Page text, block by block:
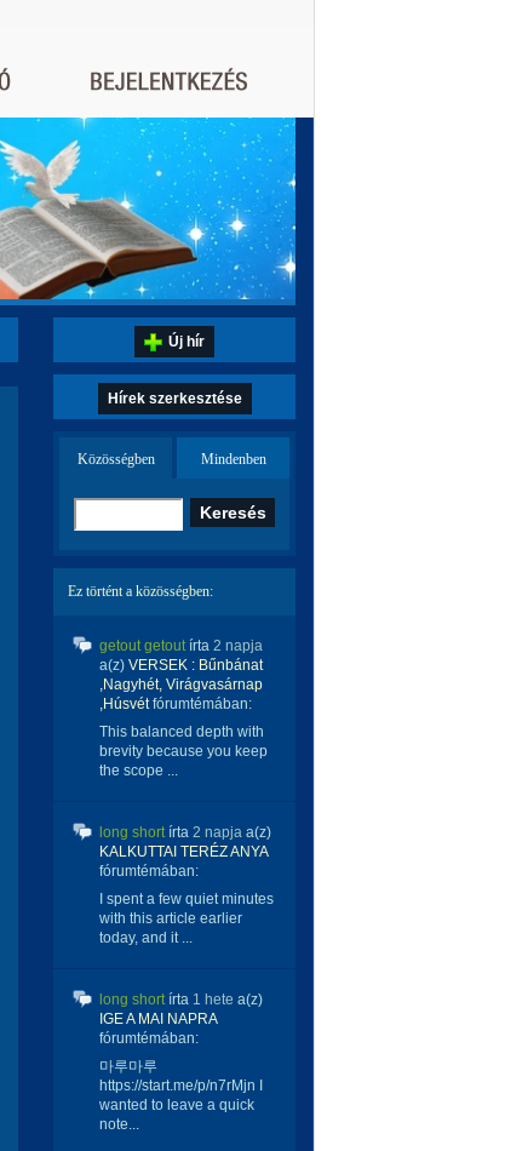
Új hír
Hírek szerkesztése
Közösségben Mindenben
Ez történt a közösségben:
getout getoutírta 2 napja
a(z) VERSEK : Bűnbánat
,Nagyhét, Virágvasárnap
,Húsvétfórumtémában:
This balanced depth with
brevity because you keep
the scope ...
long shortírta 2 napja a(z)
KALKUTTAI TERÉZ ANYA
fórumtémában:
I spent a few quiet minutes
with this article earlier
today, and it ...
long shortírta 1 hete a(z)
IGE A MAI NAPRA
fórumtémában:
마루마루
https://start.me/p/n7rMjn I
wanted to leave a quick
note...